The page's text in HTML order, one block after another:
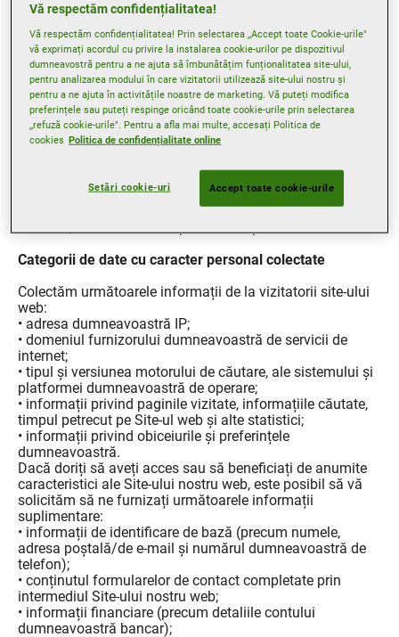
cu persoana împuternicită de operator pentru a se asigura
că datele dumneavoastră cu caracter personal sunt
prelucrate în conformitate cu RGPD.
Colectarea informațiilor
Metoda de colectare
personal sunt colectate pur și simplu ca urmare a
navigării. Totuși, pentru unele funcții ale Site-ului nostru
web, poate fi necesar să furnizați către Goodyear, în mod
voluntar, date cu caracter personal suplimentare.
Categorii de date cu caracter personal colectate
Colectăm următoarele informații de la vizitatorii site-ului
web:
• adresa dumneavoastră IP;
• domeniul furnizorului dumneavoastră de servicii de
internet;
• tipul și versiunea motorului de căutare, ale sistemului și
platformei dumneavoastră de operare;
• informații privind paginile vizitate, informațiile căutate,
timpul petrecut pe Site-ul web și alte statistici;
• informații privind obiceiurile și preferințele
dumneavoastră.
Dacă doriți să aveți acces sau să beneficiați de anumite
caracteristici ale Site-ului nostru web, este posibil să vă
solicităm să ne furnizați următoarele informații
suplimentare:
• informații de identificare de bază (precum numele,
adresa poștală/de e-mail și numărul dumneavoastră de
telefon);
• conținutul formularelor de contact completate prin
intermediul Site-ului nostru web;
• informații financiare (precum detaliile contului
dumneavoastră bancar);
Vă respectăm confidențialitatea!
Vă respectăm confidențialitatea! Prin selectarea ,,Accept toate Cookie-urile"
vă exprimați acordul cu privire la instalarea cookie-urilor pe dispozitivul
dumneavostră pentru a ne ajuta să îmbunătățim funționalitatea site-ului,
pentru analizarea modului în care vizitatorii utilizează site-ului nostru și
pentru a ne ajuta în activitățile noastre de marketing. Vă puteți modifica
preferințele sau puteți respinge oricând toate cookie-urile prin selectarea
,,refuză cookie-urile". Pentru a afla mai multe, accesați Politica de
cookies Politica de confidențialitate online
Setări cookie-uri Accept toate cookie-urile